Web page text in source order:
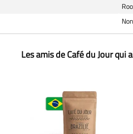
Non
Les amis de Café du Jour